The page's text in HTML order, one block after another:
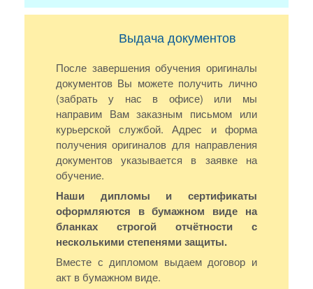
Выдача документов
После завершения обучения оригиналы
документов Вы можете получить лично
(забрать у нас в офисе) или мы
направим Вам заказным письмом или
курьерской службой. Адрес и форма
получения оригиналов для направления
документов указывается в заявке на
обучение.
Наши дипломы и сертификаты
оформляются в бумажном виде на
бланках строгой отчётности с
несколькими степенями защиты.
Вместе с дипломом выдаем договор и
акт в бумажном виде.